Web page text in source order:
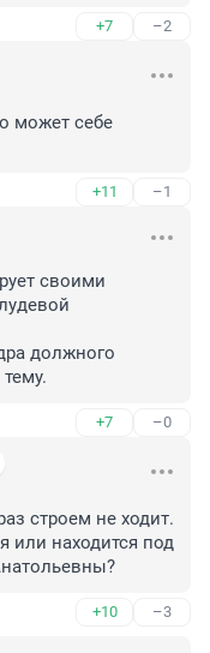
+7 –2
может себе
+11 –1
своими
должного
+7 –0
строем не ходит.
или находится под
+10 –3